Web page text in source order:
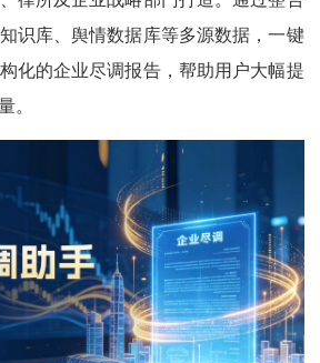
识库、舆情数据库等多源数据，一键
化的企业尽调报告，帮助用户大幅提
。